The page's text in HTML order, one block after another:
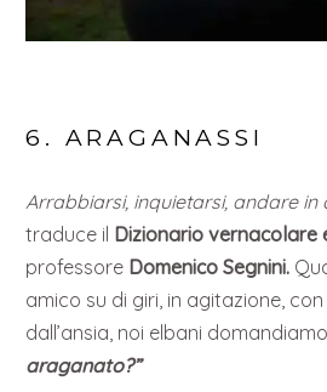
6. ARAGANASSI
Arrabbiarsi, inquietarsi, andare in
traduce il Dizionario vernacolare
professore Domenico Segnini.
amico su di giri, in agitazione,
dall’ansia, noi elbani
araganato?”